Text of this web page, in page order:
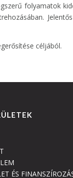
folyamatok
céljából.
ÉS